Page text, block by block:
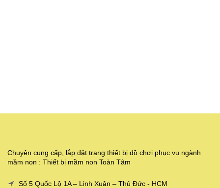
Chuyên cung cấp, lắp đặt trang thiết bị đồ chơi phục vụ ngành
mầm non : Thiết bị mầm non Toàn Tâm
Số 5 Quốc Lộ 1A – Linh Xuân – Thủ Đức - HCM